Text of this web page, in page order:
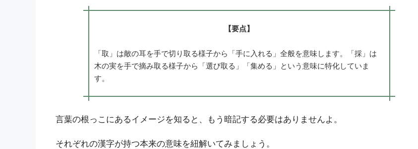
【要点】
「取」は敵の耳を手で切り取る様子から「手に入れる」全般を意味します。「採」は
木の実を手で摘み取る様子から「選び取る」「集める」という意味に特化していま
す。
言葉の根っこにあるイメージを知ると、もう暗記する必要はありませんよ。
それぞれの漢字が持つ本来の意味を紐解いてみましょう。